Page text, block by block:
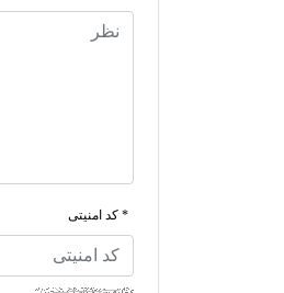
* کد امنیتی